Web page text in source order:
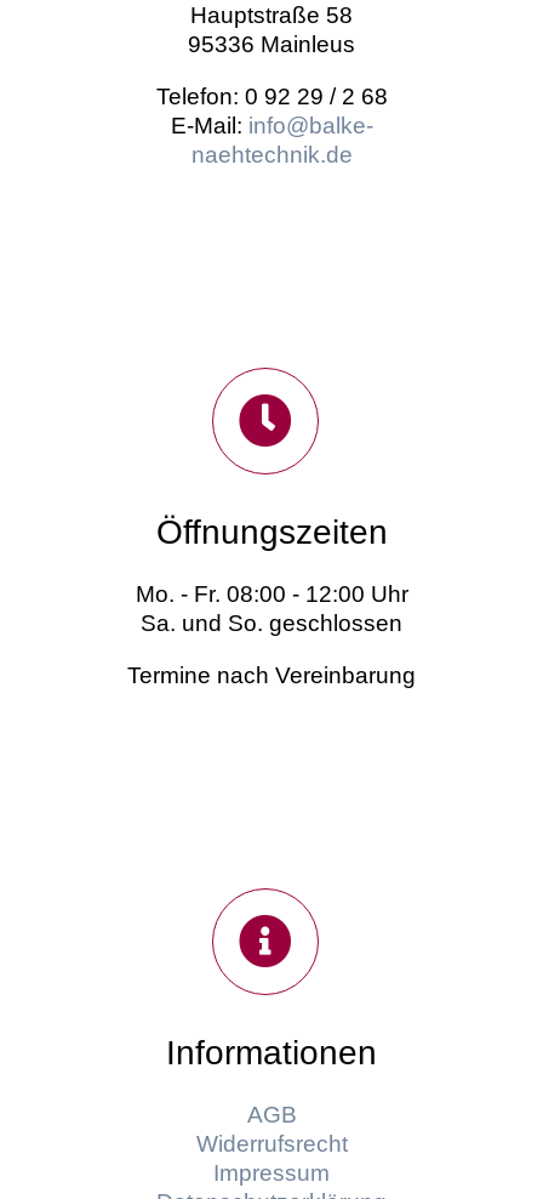
Hauptstraße 58
95336 Mainleus
Telefon: 0 92 29 / 2 68
E-Mail: info@balke-
naehtechnik.de
Öffnungszeiten
Mo. - Fr. 08:00 - 12:00 Uhr
Sa. und So. geschlossen
Termine nach Vereinbarung
Informationen
AGB
Widerrufsrecht
Impressum